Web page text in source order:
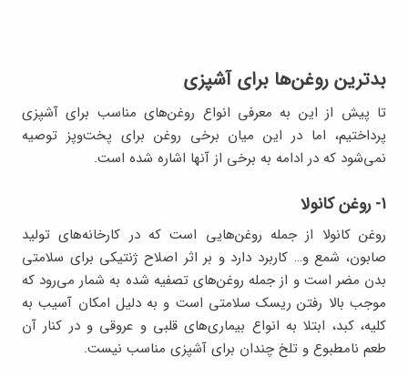
بدترین روغن‌ها برای آشپزی
تا پیش از این به معرفی انواع روغن‌های مناسب برای آشپزی
پرداختیم، اما در این میان برخی روغن برای پخت‌وپز توصیه
نمی‌شود که در ادامه به برخی از آنها اشاره شده است.
۱- روغن کانولا
روغن کانولا از جمله روغن‌هایی است که در کارخانه‌های تولید
صابون، شمع و… کاربرد دارد و بر اثر اصلاح ژنتیکی برای سلامتی
بدن مضر است و از جمله روغن‌های تصفیه شده به شمار می‌رود که
موجب بالا رفتن ریسک سلامتی است و به دلیل امکان آسیب به
کلیه، کبد، ابتلا به انواع بیماری‌های قلبی و عروقی و در کنار آن
طعم نامطبوع و تلخ چندان برای آشپزی مناسب نیست.